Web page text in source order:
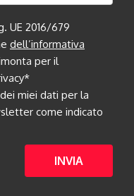
UE 2016/679
dell’informativa
per il
miei dati per la
come indicato
INVIA